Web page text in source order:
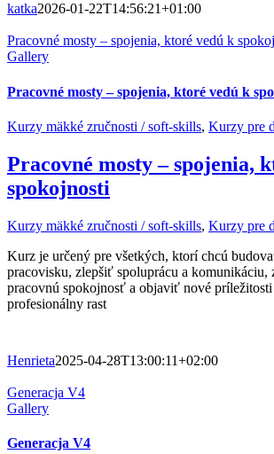
katka2026-01-22T14:56:21+01:00
Pracovné mosty – spojenia, ktoré vedú k
Gallery
Pracovné mosty – spojenia, ktoré vedú k
Kurzy mäkké zručnosti / soft-skills, Kurzy pre
Pracovné mosty – spojenia,
spokojnosti
Kurzy mäkké zručnosti / soft-skills, Kurzy pre
Kurz je určený pre všetkých, ktorí chcú
pracovisku, zlepšiť spoluprácu a komunikáciu,
pracovnú spokojnosť a objaviť nové príležitosti
profesionálny rast
Henrieta2025-04-28T13:00:11+02:00
Generacja V4
Gallery
Generacja V4